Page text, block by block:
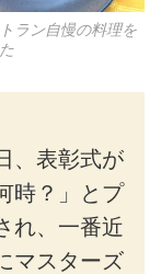
ラン自慢の料理を
、表彰式が
時？」とプ
れ、一番近
マスターズ